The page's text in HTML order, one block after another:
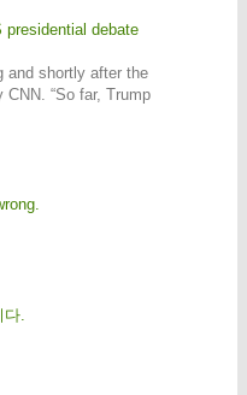
debate
and shortly after the
“So far, Trump
.